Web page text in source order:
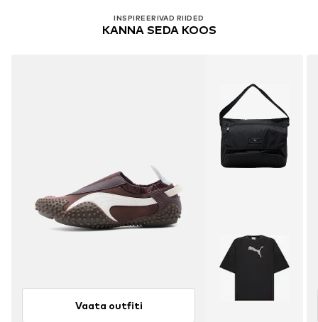
INSPIREERIVAD RIIDED
KANNA SEDA KOOS
Vaata outfiti